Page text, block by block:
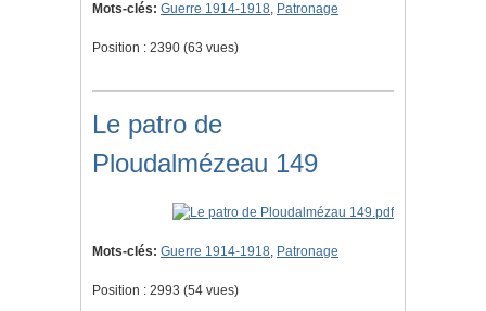
Mots-clés: Guerre 1914-1918, Patronage
Position : 2390 (63 vues)
Le patro de
Ploudalmézeau 149
Mots-clés: Guerre 1914-1918, Patronage
Position : 2993 (54 vues)